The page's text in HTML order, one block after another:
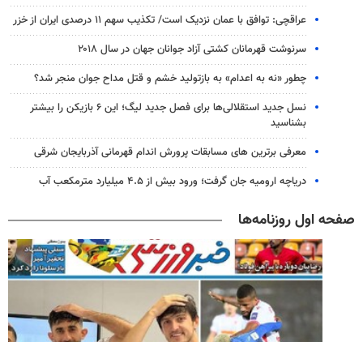
عراقچی: توافق با عمان نزدیک است/ تکذیب سهم ۱۱ درصدی ایران از خزر
سرنوشت قهرمانان کشتی آزاد جوانان جهان در سال ۲۰۱۸
چطور «نه به اعدام» به بازتولید خشم و قتل مداح جوان منجر شد؟
نسل جدید استقلالی‌ها برای فصل جدید لیگ؛ این ۶ بازیکن را بیشتر
بشناسید
معرفی برترین های مسابقات پرورش اندام قهرمانی آذربایجان شرقی
دریاچه ارومیه جان گرفت؛ ورود بیش از ۴.۵ میلیارد مترمکعب آب
صفحه اول روزنامه‌ها